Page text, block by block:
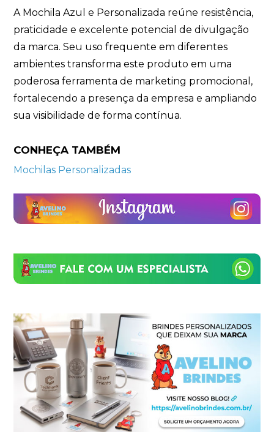
A Mochila Azul e Personalizada reúne resistência,
praticidade e excelente potencial de divulgação
da marca. Seu uso frequente em diferentes
ambientes transforma este produto em uma
poderosa ferramenta de marketing promocional,
fortalecendo a presença da empresa e ampliando
sua visibilidade de forma contínua.
CONHEÇA TAMBÉM
Mochilas Personalizadas